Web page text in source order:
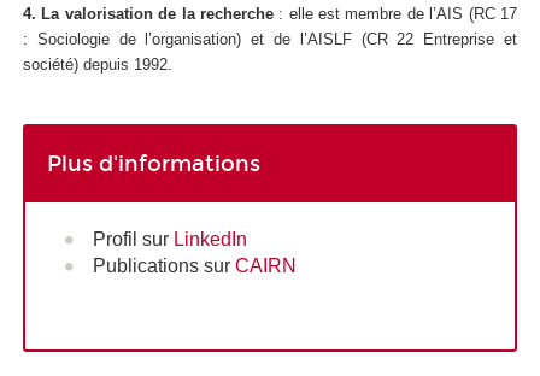
4. La valorisation de la recherche: elle est membre de l’AIS (RC 17
: Sociologie de l’organisation) et de l’AISLF (CR 22 Entreprise et
société) depuis 1992.
Plus d'informations
Profil sur LinkedIn
Publications sur CAIRN